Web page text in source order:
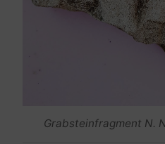
Grabsteinfragment N.